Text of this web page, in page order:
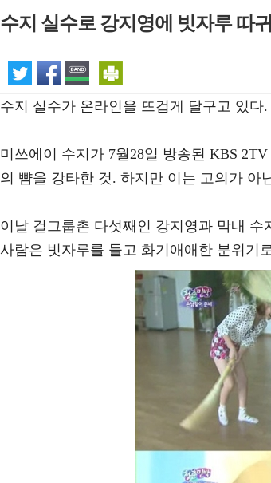
수지 실수로 강지영에 빗자루 따
수지 실수가 온라인을 뜨겁게 달구고 있다.
미쓰에이 수지가 7월28일 방송된 KBS
의 뺨을 강타한 것. 하지만 이는 고의가 아
이날 걸그룹촌 다섯째인 강지영과 막내
사람은 빗자루를 들고 화기애애한 분위기